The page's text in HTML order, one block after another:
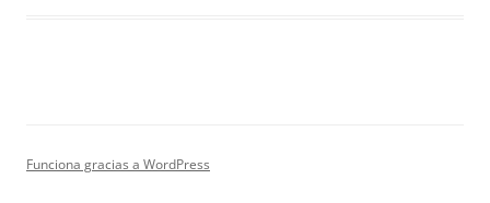
Funciona gracias a WordPress